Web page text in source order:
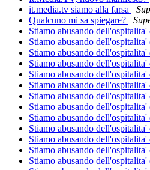
it.media.tv siamo alla farsa
Qualcuno mi sa spiegare?
Stiamo abusando
Stiamo abusando
Stiamo abusando
Stiamo abusando
Stiamo abusando
Stiamo abusando
Stiamo abusando
Stiamo abusando
Stiamo abusando
Stiamo abusando
Stiamo abusando
Stiamo abusando
Stiamo abusando